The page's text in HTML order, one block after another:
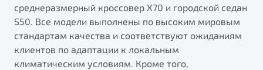
Запись на сервис
Калькулятор ТО
Клиентская поддержка
среднеразмерный кроссовер X70 и городской седан
S50. Все модели выполнены по высоким мировым
стандартам качества и соответствуют ожиданиям
клиентов по адаптации к локальным
климатическим условиям. Кроме того,